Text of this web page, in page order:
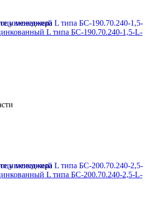
у менеджера
L типа БС-190.70.240-1,5-L-
у менеджера
L типа БС-200.70.240-2,5-L-